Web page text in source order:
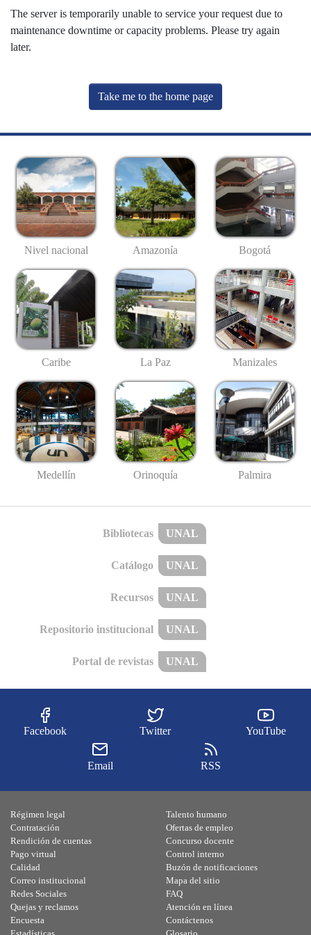
The server is temporarily unable to service your request due to
maintenance downtime or capacity problems. Please try again
later.
Take me to the home page
Nivel nacional Amazonía Bogotá
Caribe La Paz Manizales
Medellín Orinoquía Palmira
Bibliotecas UNAL
Catálogo UNAL
Recursos UNAL
Repositorio institucional UNAL
Portal de revistas UNAL
Facebook Twitter YouTube
Email RSS
Régimen legal
Contratación
Rendición de cuentas
Pago virtual
Calidad
Talento humano
Ofertas de empleo
Concurso docente
Control interno
Buzón de notificaciones
Correo institucional
Redes Sociales
Quejas y reclamos
Encuesta
Mapa del sitio
FAQ
Atención en línea
Contáctenos